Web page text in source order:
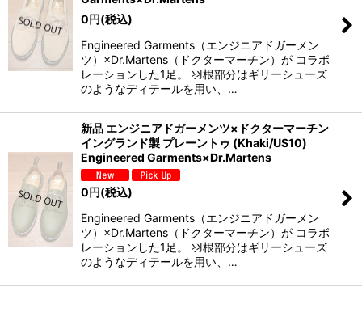
0円(税込)
Engineered Garments（エンジニアドガーメン
ツ）×Dr.Martens（ドクターマーチン）が コラボ
レーションした1足。 羽根部分はギリーシューズ
のようなディテールを用い、…
新品 エンジニアドガーメンツ×ドクターマーチン
イングランド製 プレーントゥ (Khaki/US10)
Engineered Garments×Dr.Martens
0円(税込)
Engineered Garments（エンジニアドガーメン
ツ）×Dr.Martens（ドクターマーチン）が コラボ
レーションした1足。 羽根部分はギリーシューズ
のようなディテールを用い、…